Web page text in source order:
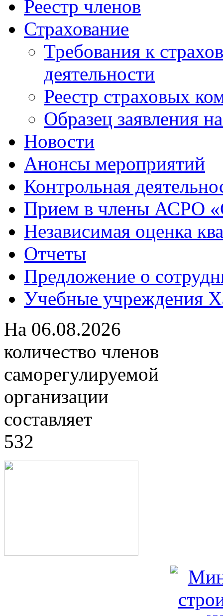
Реестр членов
Страхование
Требования к
деятельности
Реестр страховых
Образец заявления
Новости
Анонсы мероприятий
Контрольная
Прием в члены АСРО
Независимая оценка
Отчеты
Предложение о
Учебные учреждения
На 06.08.2026
количество членов
саморегулируемой
организации
составляет
532